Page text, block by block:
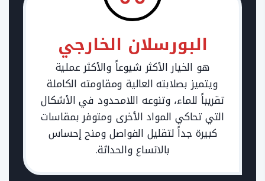
البورسلان الخارجي
هو الخيار الأكثر شيوعاً والأكثر عملية
ويتميز بصلابته العالية ومقاومته الكاملة
تقريباً للماء، وتنوعه اللامحدود في الأشكال
التي تحاكي المواد الأخرى ومتوفر بمقاسات
كبيرة جداً لتقليل الفواصل ومنح إحساس
بالاتساع والحداثة.